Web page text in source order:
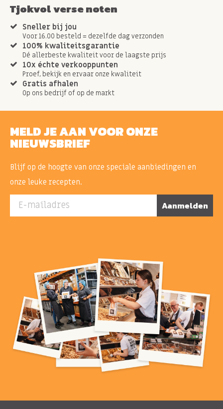
Tjokvol verse noten
Sneller bij jou
Voor 16.00 besteld = dezelfde dag verzonden
100% kwaliteitsgarantie
Dé allerbeste kwaliteit voor de laagste prijs
10x échte verkooppunten
Proef, bekijk en ervaar onze kwaliteit
Gratis afhalen
Op ons bedrijf of op de markt
MELD JE AAN VOOR ONZE
NIEUWSBRIEF
Blijf op de hoogte van onze speciale aanbiedingen en
onze leuke recepten.
E-mailadres Aanmelden